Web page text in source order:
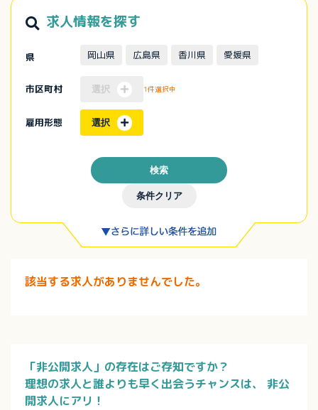
求人情報を探す
県 岡山県 広島県 香川県 愛媛県
市区町村 選択 1件選択中
雇用形態 選択
条件クリア
検索
該当する求人がありませんでした。
「非公開求人」の存在はご存知ですか？
理想の求人と誰よりも早く出会うチャンスは、
非公
開求人にアリ！